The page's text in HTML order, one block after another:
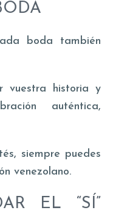
boda también
vuestra historia y
auténtica,
siempre puedes
venezolano.
EL “SÍ”